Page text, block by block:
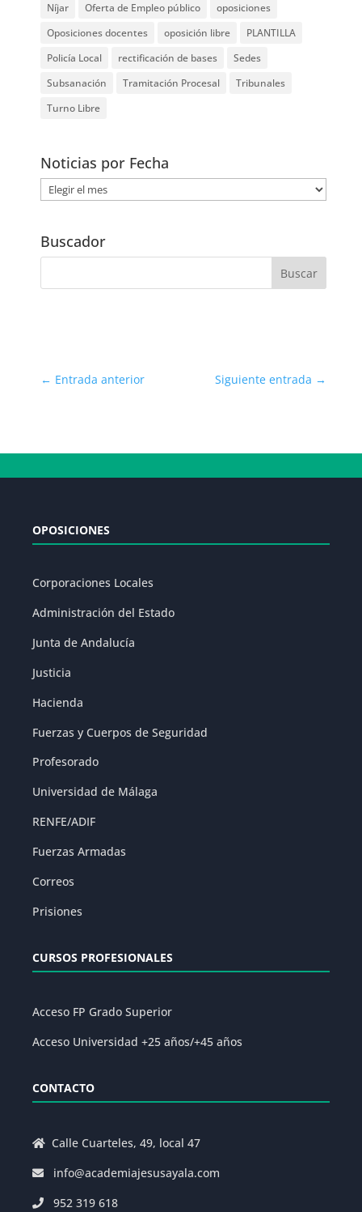
Níjar
Oferta de Empleo público
oposiciones
Oposiciones docentes
oposición libre
PLANTILLA
Policía Local
rectificación de bases
Sedes
Subsanación
Tramitación Procesal
Tribunales
Turno Libre
Noticias por Fecha
Noticias
por
Buscador
← Entrada anterior Siguiente entrada →
OPOSICIONES
Corporaciones Locales
Administración del Estado
Junta de Andalucía
Justicia
Hacienda
Fuerzas y Cuerpos de Seguridad
Profesorado
Universidad de Málaga
RENFE/ADIF
Fuerzas Armadas
Correos
Prisiones
CURSOS PROFESIONALES
Acceso FP Grado Superior
Acceso Universidad +25 años/+45 años
CONTACTO
Calle Cuarteles, 49, local 47
info@academiajesusayala.com
952 319 618